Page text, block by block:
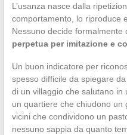
L’usanza nasce dalla
comportamento, lo riproduce
Nessuno decide formalmente
perpetua per imitazione e
Un buon indicatore per
spesso difficile da spiegare
di un villaggio che salutano
un quartiere che chiudono un
vicini che condividono un
nessuno sappia da quanto